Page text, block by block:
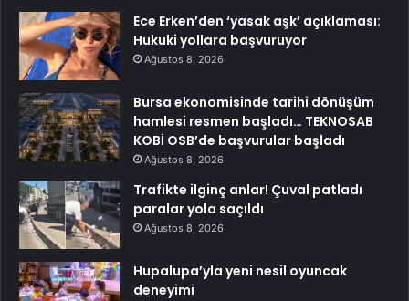
Ece Erken’den ‘yasak aşk’ açıklaması:
Hukuki yollara başvuruyor
Ağustos 8, 2026
Bursa ekonomisinde tarihi dönüşüm
hamlesi resmen başladı… TEKNOSAB
KOBİ OSB’de başvurular başladı
Ağustos 8, 2026
Trafikte ilginç anlar! Çuval patladı
paralar yola saçıldı
Ağustos 8, 2026
Hupalupa’yla yeni nesil oyuncak
deneyimi